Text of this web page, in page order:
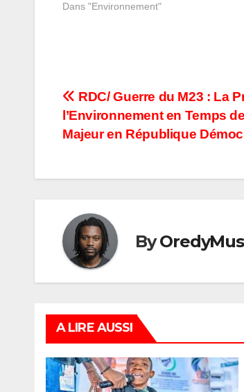
oculaires, la catastrophe naturelle s'est
Dans "Environnement"
Navigation
de
RDC/ Guerre du M23 : La
l’Environnement en Temps
Majeur en République
By
A LIRE AUSSI